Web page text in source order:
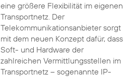
eine größere Flexibilität im eigenen
Transportnetz. Der
Telekommunikationsanbieter sorgt
mit dem neuen Konzept dafür, dass
Soft- und Hardware der
zahlreichen Vermittlungsstellen im
Transportnetz – sogenannte IP-